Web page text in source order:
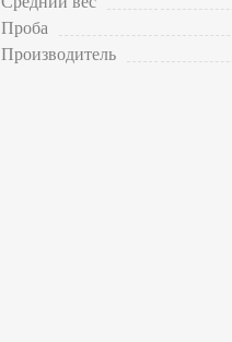
Проба
Производитель